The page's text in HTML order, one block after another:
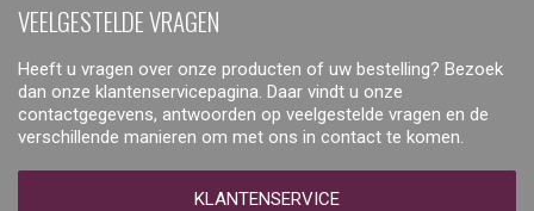
VEELGESTELDE VRAGEN
Heeft u vragen over onze producten of uw bestelling? Bezoek
dan onze klantenservicepagina. Daar vindt u onze
contactgegevens, antwoorden op veelgestelde vragen en de
verschillende manieren om met ons in contact te komen.
KLANTENSERVICE